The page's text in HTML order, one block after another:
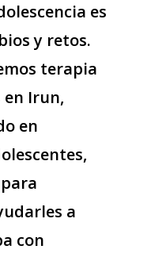
es
y retos.
terapia
en Irun,
en
a
con